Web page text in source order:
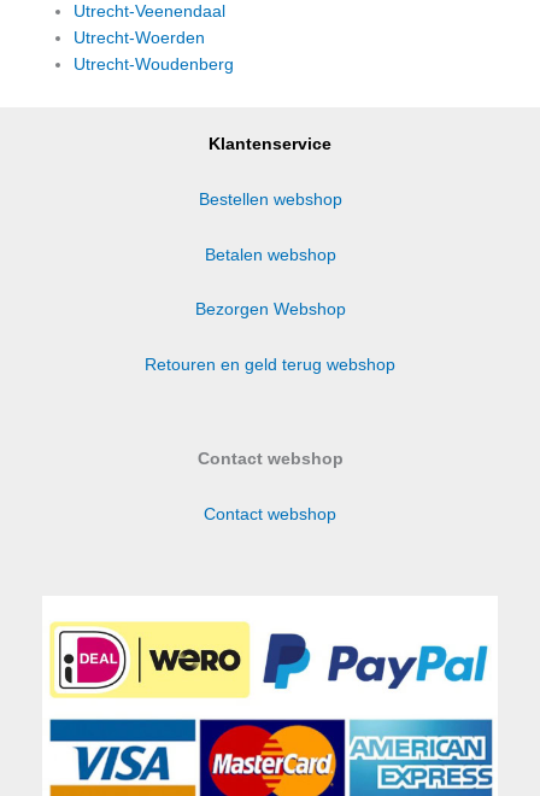
Utrecht-Veenendaal
Utrecht-Woerden
Utrecht-Woudenberg
Klantenservice
Bestellen webshop
Betalen webshop
Bezorgen Webshop
Retouren en geld terug webshop
Contact webshop
Contact webshop